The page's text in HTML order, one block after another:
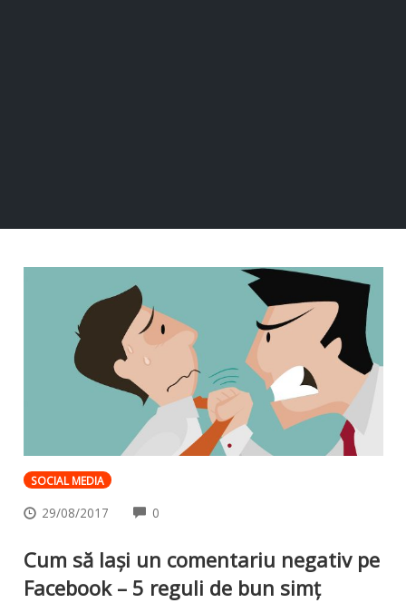
SOCIAL MEDIA
29/08/2017 0
Cum să lași un comentariu negativ pe
Facebook – 5 reguli de bun simț